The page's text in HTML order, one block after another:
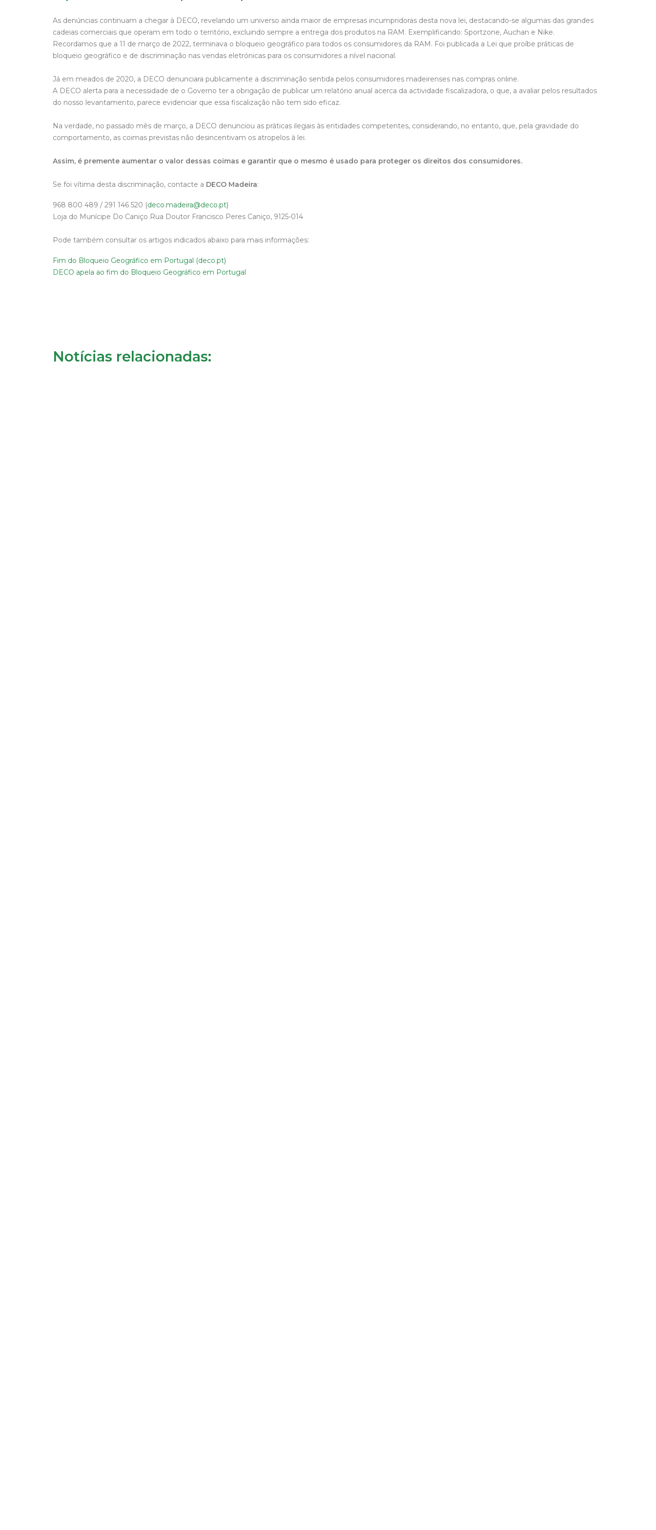
As denúncias continuam a chegar à DECO, revelando um universo ainda maior de empresas incumpridoras desta nova lei, destacando-se algumas das grandes
cadeias comerciais que operam em todo o território, excluindo sempre a entrega dos produtos na RAM. Exemplificando: Sportzone, Auchan e Nike.
Recordamos que a 11 de março de 2022, terminava o bloqueio geográfico para todos os consumidores da RAM. Foi publicada a Lei que proíbe práticas de
bloqueio geográfico e de discriminação nas vendas eletrónicas para os consumidores a nível nacional.
Já em meados de 2020, a DECO denunciara publicamente a discriminação sentida pelos consumidores madeirenses nas compras online.
A DECO alerta para a necessidade de o Governo ter a obrigação de publicar um relatório anual acerca da actividade fiscalizadora, o que, a avaliar pelos resultados
do nosso levantamento, parece evidenciar que essa fiscalização não tem sido eficaz.
Na verdade, no passado mês de março, a DECO denunciou as práticas ilegais às entidades competentes, considerando, no entanto, que, pela gravidade do
comportamento, as coimas previstas não desincentivam os atropelos à lei.
Assim, é premente aumentar o valor dessas coimas e garantir que o mesmo é usado para proteger os direitos dos consumidores.
Se foi vítima desta discriminação, contacte a DECO Madeira:
968 800 489 / 291 146 520 (deco.madeira@deco.pt)
Loja do Munícipe Do Caniço Rua Doutor Francisco Peres Caniço, 9125-014
Pode também consultar os artigos indicados abaixo para mais informações:
Fim do Bloqueio Geográfico em Portugal (deco.pt)
DECO apela ao fim do Bloqueio Geográfico em Portugal
Notícias relacionadas: